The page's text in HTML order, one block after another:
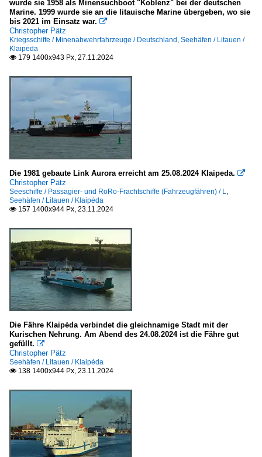
wurde sie 1958 als Minensuchboot "Koblenz" bei der deutschen
Marine. 1999 wurde sie an die litauische Marine übergeben, wo sie
bis 2021 im Einsatz war. 
Christopher Pätz
Kriegsschiffe / Minenabwehrfahrzeuge / Deutschland , Seehäfen / Litauen /
Klaipėda
 179 1400x943 Px, 27.11.2024
Die 1981 gebaute Link Aurora erreicht am 25.08.2024 Klaipeda. 
Christopher Pätz
Seeschiffe / Passagier- und RoRo-Frachtschiffe (Fahrzeugfähren) / L,
Seehäfen / Litauen / Klaipėda
 157 1400x944 Px, 23.11.2024
Die Fähre Klaipėda verbindet die gleichnamige Stadt mit der
Kurischen Nehrung. Am Abend des 24.08.2024 ist die Fähre gut
gefüllt. 
Christopher Pätz
Seehäfen / Litauen / Klaipėda
 138 1400x944 Px, 23.11.2024